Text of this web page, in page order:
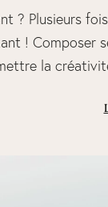
? Plusieurs
! Composer
la